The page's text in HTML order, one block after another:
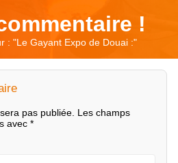
!
: "Le Gayant Expo de Douai :"
pas publiée. Les champs
avec *